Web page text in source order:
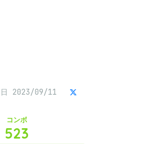
日 2023/09/11
コンボ
523